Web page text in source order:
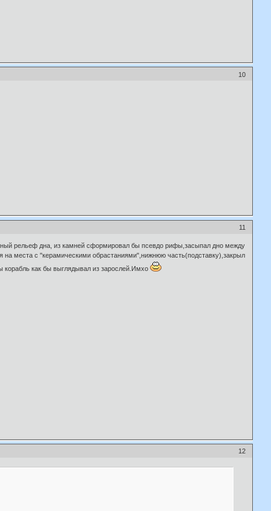
10
11
рельеф дна, из камней сформировал бы псевдо рифы,засыпал дно между
места с "керамическими обрастаниями",нижнюю часть(подставку),закрыл
корабль как бы выглядывал из зарослей.Имхо
12